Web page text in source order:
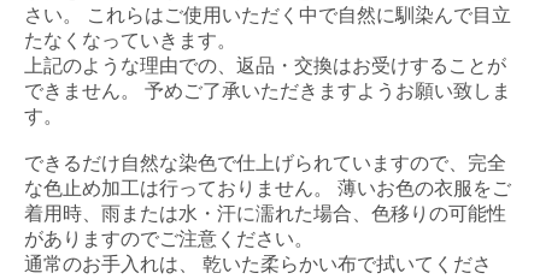
さい。 これらはご使用いただく中で自然に馴染んで目立
たなくなっていきます。
上記のような理由での、返品・交換はお受けすることが
できません。 予めご了承いただきますようお願い致しま
す。
できるだけ自然な染色で仕上げられていますので、完全
な色止め加工は行っておりません。 薄いお色の衣服をご
着用時、雨または水・汗に濡れた場合、色移りの可能性
がありますのでご注意ください。
通常のお手入れは、 乾いた柔らかい布で拭いてくださ